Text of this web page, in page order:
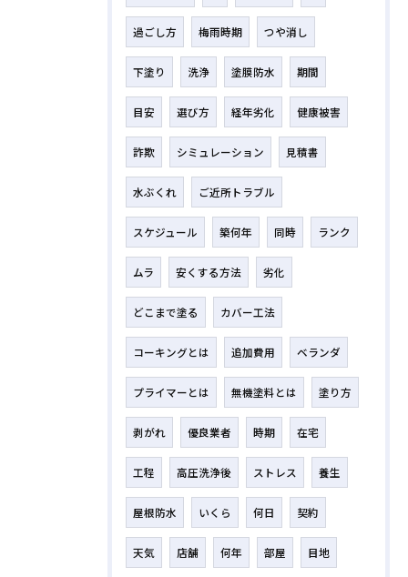
過ごし方 梅雨時期 つや消し
下塗り 洗浄 塗膜防水 期間
目安 選び方 経年劣化 健康被害
詐欺 シミュレーション 見積書
水ぶくれ ご近所トラブル
スケジュール 築何年 同時 ランク
ムラ 安くする方法 劣化
どこまで塗る カバー工法
コーキングとは 追加費用 ベランダ
プライマーとは 無機塗料とは 塗り方
剥がれ 優良業者 時期 在宅
工程 高圧洗浄後 ストレス 養生
屋根防水 いくら 何日 契約
天気 店舗 何年 部屋 目地